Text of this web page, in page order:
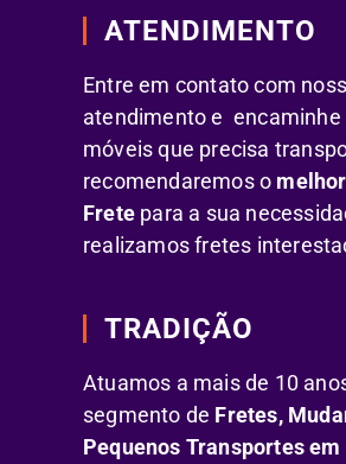
ATENDIMENTO
Entre em contato com
atendimento e encaminhe
móveis que precisa
recomendaremos o
Frete para a sua
realizamos fretes
TRADIÇÃO
Atuamos a mais de 10
segmento de Fretes,
Pequenos Transportes em